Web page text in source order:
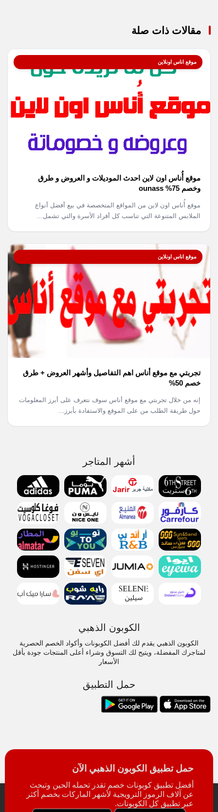
مقالات ذات صلة
موقع اناس اونلاين
موقع أُناس اون لاين احدث الموديلات و العروض و طرق
وخصم 75% ounass
موقع أُناس اون لاين من المواقع المتخصصة في بيع أفضل أنواع
الملابس المتنوعة التي تناسب كل أفراد الأسرة والتي تشمل...
موقع اناس اونلاين
تجربتي مع موقع أناس اهم التفاصيل وأشهر العروض + طرق
خصم 50%
إنه من خلال تجربتي مع موقع أناس سوف نتعرف على أبرز المعلومات
حول طريقة الطلب من على الموقع والاستفادة بأبرز...
أشهر المتاجر
الكوبون الذهبي
الكوبون الذهبي يقدم لك أفضل الكوبونات وأكواد الخصم الحصرية
لمتاجرك المفضلة، ويتيح لك التسوق وشراء أعلى المنتجات جودة بأقل
الأسعار
حمل التطبيق
حمل تطبيق الكوبون الذهبي الآن
أفضل تطبيق كوبونات خصم تقدر تحمله الحين وتبحث
عن آلاف الرموز الترويجية لأشهر الماركات بخصم أكثر
عبر تطبيق كل الكوبونات.